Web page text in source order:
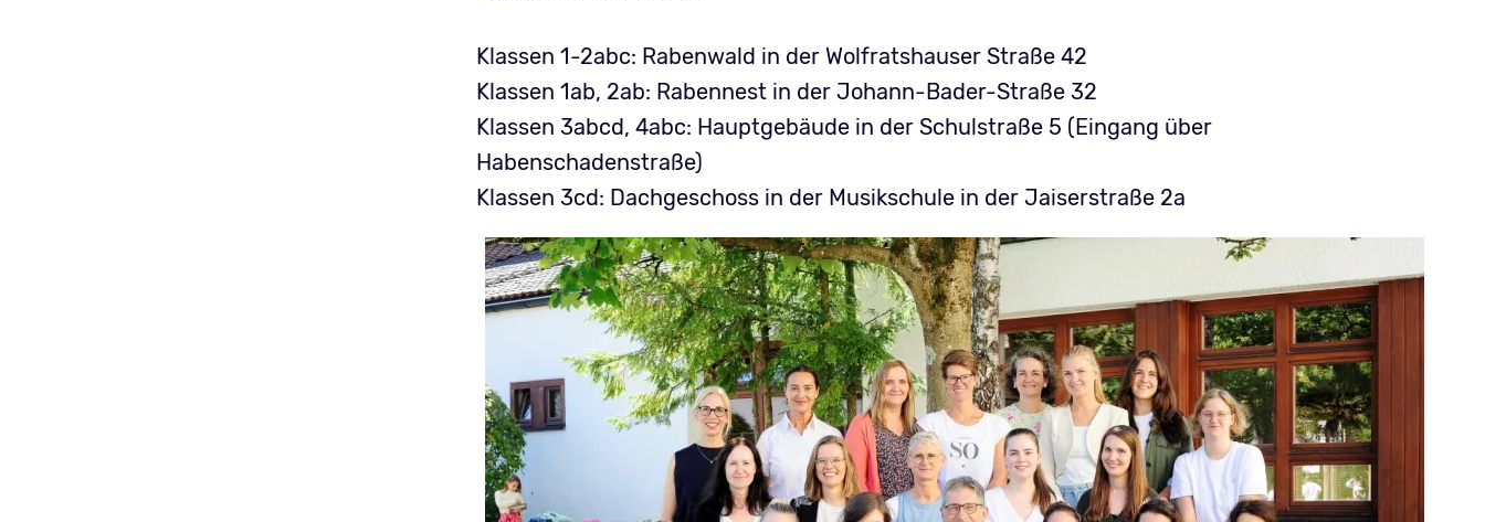
Klassen 1-2abc: Rabenwald in der Wolfratshauser Straße 42
Klassen 1ab, 2ab: Rabennest in der Johann-Bader-Straße 32
Klassen 3abcd, 4abc: Hauptgebäude in der Schulstraße 5 (Eingang über
Habenschadenstraße)
Klassen 3cd: Dachgeschoss in der Musikschule in der Jaiserstraße 2a